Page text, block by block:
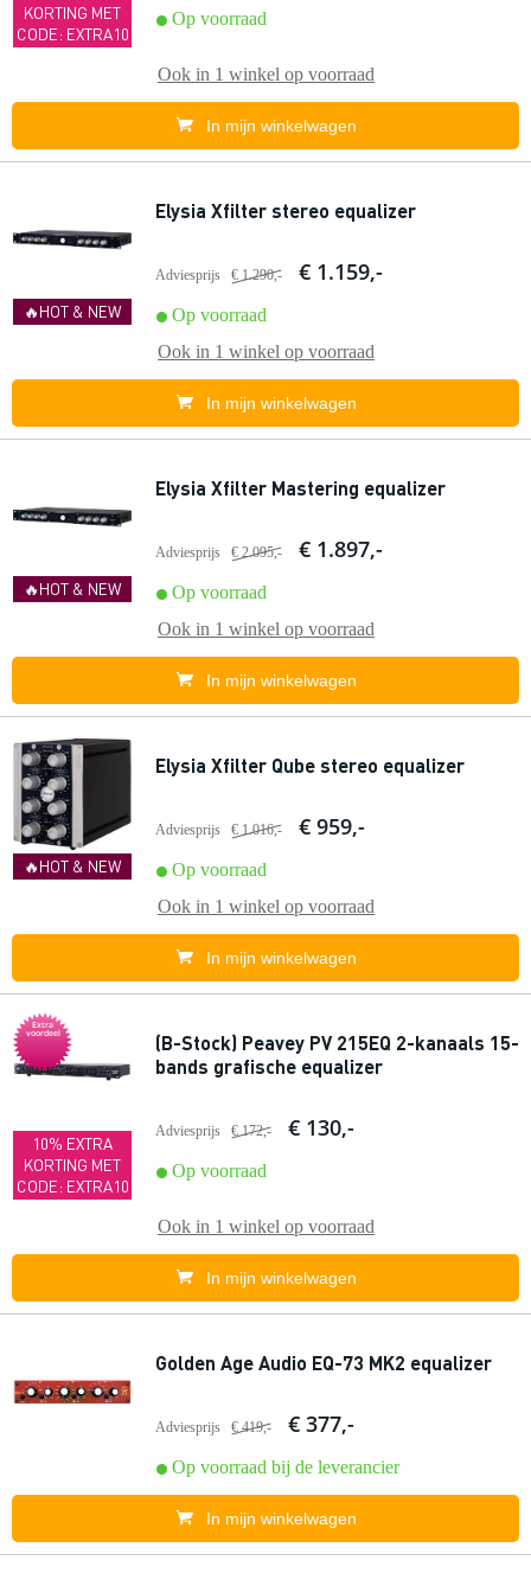
KORTING MET
CODE: EXTRA10
Op voorraad
Ook in 1 winkel op voorraad
In mijn winkelwagen
🔥HOT & NEW
Elysia Xfilter stereo equalizer
Adviesprijs € 1.290,- € 1.159,-
Op voorraad
Ook in 1 winkel op voorraad
In mijn winkelwagen
🔥HOT & NEW
Elysia Xfilter Mastering equalizer
Adviesprijs € 2.095,- € 1.897,-
Op voorraad
Ook in 1 winkel op voorraad
In mijn winkelwagen
🔥HOT & NEW
Elysia Xfilter Qube stereo equalizer
Adviesprijs € 1.016,- € 959,-
Op voorraad
Ook in 1 winkel op voorraad
In mijn winkelwagen
Extra
voordeel
10% EXTRA
KORTING MET
CODE: EXTRA10
(B-Stock) Peavey PV 215EQ 2-kanaals 15-
bands grafische equalizer
Adviesprijs € 172,- € 130,-
Op voorraad
Ook in 1 winkel op voorraad
In mijn winkelwagen
Golden Age Audio EQ-73 MK2 equalizer
Adviesprijs € 419,- € 377,-
Op voorraad bij de leverancier
In mijn winkelwagen